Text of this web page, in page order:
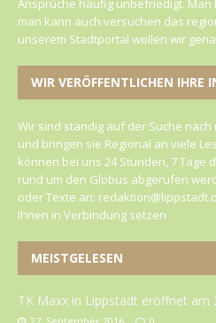
Ansprüche häufig unbefriedigt.
man kann auch versuchen das
unserem Stadtportal wollen wir
WIR VERÖFFENTLICHEN IHRE
Wir sind ständig auf der Suche
und bringen sie Regional an viele
können bei uns 24 Stunden, 7 Tage
rund um den Globus abgerufen
oder Texte an:
Ihnen in Verbindung setzen
MEISTGELESEN
TK Maxx in Lippstadt eröffnet am